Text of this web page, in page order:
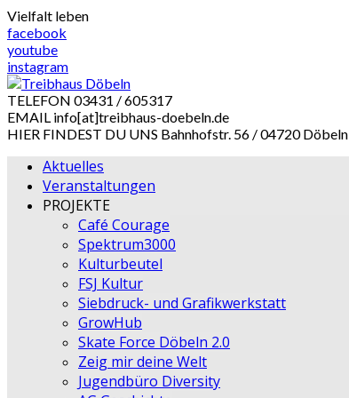
Skip
to
content
Vielfalt leben
facebook
youtube
instagram
TELEFON 03431 / 605317
EMAIL info[at]treibhaus-doebeln.de
HIER FINDEST DU UNS Bahnhofstr. 56 / 04720 Döbeln
Aktuelles
Veranstaltungen
PROJEKTE
Café Courage
Spektrum3000
Kulturbeutel
FSJ Kultur
Siebdruck- und Grafikwerkstatt
GrowHub
Skate Force Döbeln 2.0
Zeig mir deine Welt
Jugendbüro Diversity